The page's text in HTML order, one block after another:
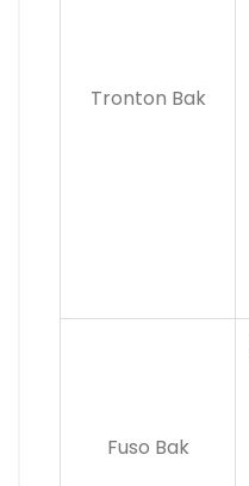
Tronton Bak
Fuso Bak